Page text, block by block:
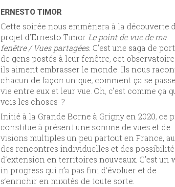
ERNESTO TIMOR
Cette soirée nous emmènera à la découverte
projet d’Ernesto Timor Le point de vue de ma
fenêtre / Vues partagées. C’est une saga de
de gens postés à leur fenêtre, cet observatoire
ils aiment embrasser le monde. Ils nous
chacun de façon unique, comment ça se
vie entre eux et leur vue. Oh, c’est comme ça
vois les choses ?
Initié à la Grande Borne à Grigny en 2020, ce
constitue à présent une somme de vues et de
visions multiples un peu partout en France,
des rencontres individuelles et des
d’extension en territoires nouveaux. C’est un
in progress qui n’a pas fini d’évoluer et de
s’enrichir en mixités de toute sorte.